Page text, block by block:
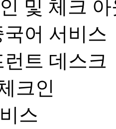
및 체크
어 서비스
트 데스크
크인
스